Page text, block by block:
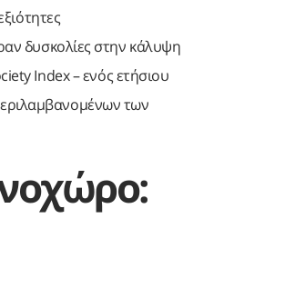
δυσκολίες στην κάλυψη
Index – ενός ετήσιου
των